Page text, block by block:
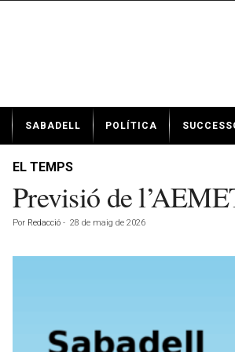
t
SABADELL POLÍTICA
EL TEMPS
Previsió de
Por Redacció - 28 de maig de 2026